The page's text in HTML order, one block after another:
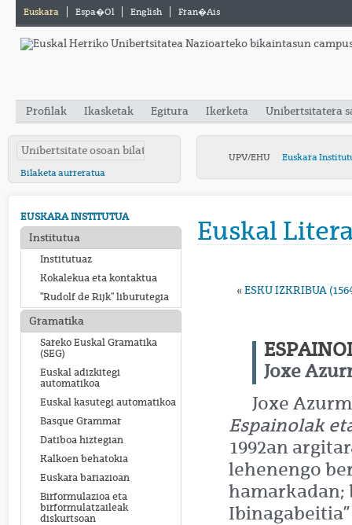
Euskara Espa�ol English Fran�ais
Profilak Ikasketak Egitura Ikerketa Unibertsitatera
Bilaketa aurreratua
UPV/EHU Euskara
EUSKARA INSTITUTUA
Institutua
Institutuaz
Kokalekua eta kontaktua
"Rudolf de Rijk" liburutegia
Gramatika
Sareko Euskal Gramatika
(SEG)
Euskal adizkitegi
automatikoa
Euskal kasutegi automatikoa
Basque Grammar
Datiboa hiztegian
Kalkoen behatokia
Euskara bariazioan
Birformulazioa eta
birformulatzaileak
diskurtsoan
Euskal
« ESKU IZKRIBUA
Joxe
Joxe
Espainolak
1992an
lehenengo
hamarkadan;